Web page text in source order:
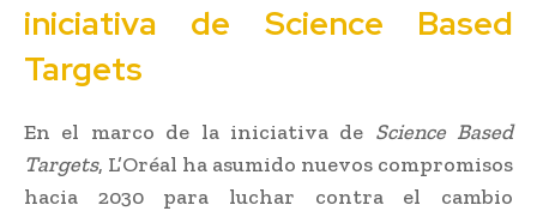
iniciativa de Science Based
Targets
En el marco de la iniciativa de Science Based
Targets, L’Oréal ha asumido nuevos compromisos
hacia 2030 para luchar contra el cambio